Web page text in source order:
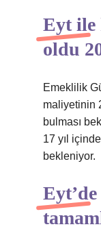
Eyt ile
oldu
Emeklilik
maliyetinin
bulması
17 yıl
bekleniyor.